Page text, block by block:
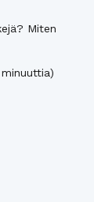
Miten